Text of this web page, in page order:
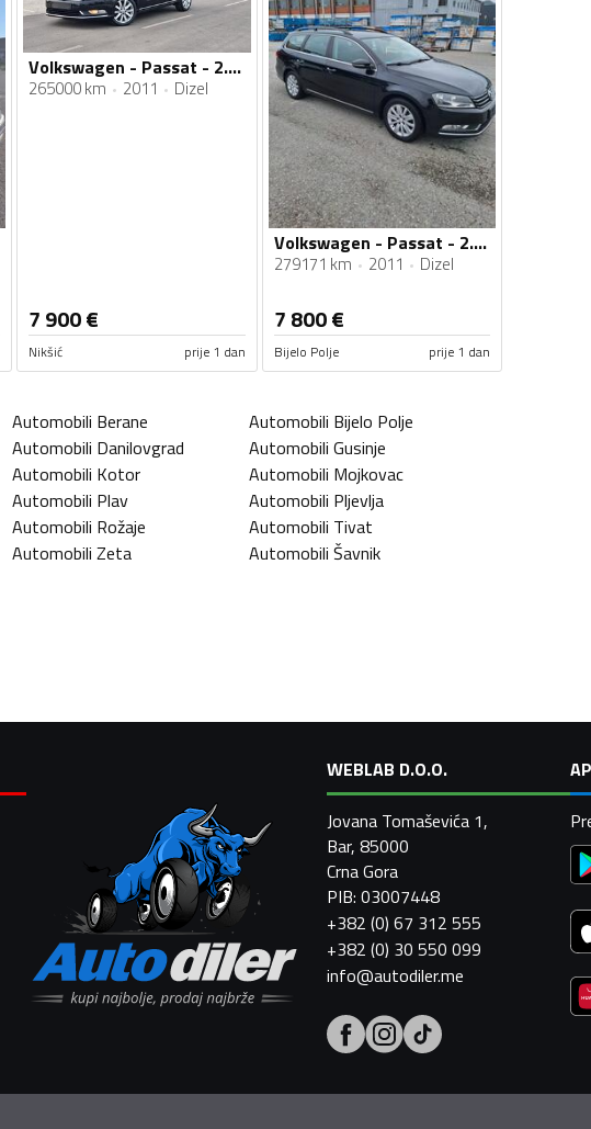
Volkswagen - Passat - 2.0tdi
265000 km 2011 Dizel
7 900€
Nikšić prije 1 dan
Volkswagen - Passat - 2.0 tdi 103kw
279171 km 2011 Dizel
7 800€
Bijelo Polje prije 1 dan
Automobili Berane Automobili Bijelo Polje
Automobili Danilovgrad Automobili Gusinje
Automobili Kotor Automobili Mojkovac
Automobili Plav Automobili Pljevlja
Automobili Rožaje Automobili Tivat
Automobili Zeta Automobili Šavnik
WEBLAB D.O.O.
Jovana Tomaševića 1,
Bar, 85000
Crna Gora
PIB: 03007448
+382 (0) 67 312 555
+382 (0) 30 550 099
info@autodiler.me